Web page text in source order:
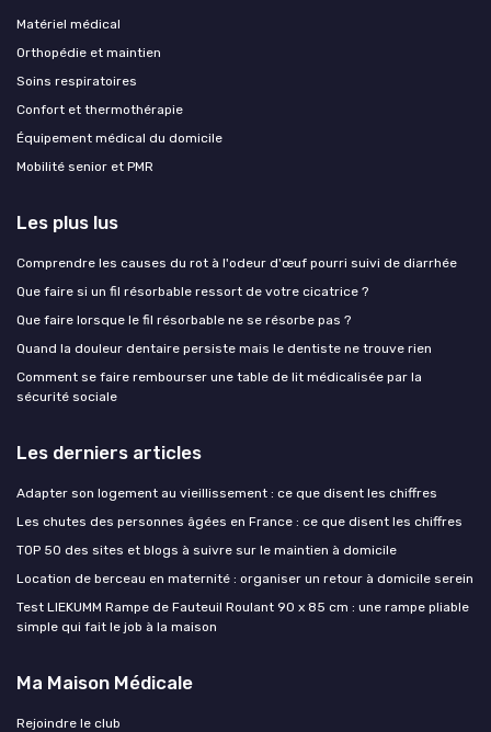
Matériel médical
Orthopédie et maintien
Soins respiratoires
Confort et thermothérapie
Équipement médical du domicile
Mobilité senior et PMR
Les plus lus
Comprendre les causes du rot à l'odeur d'œuf pourri suivi de diarrhée
Que faire si un fil résorbable ressort de votre cicatrice ?
Que faire lorsque le fil résorbable ne se résorbe pas ?
Quand la douleur dentaire persiste mais le dentiste ne trouve rien
Comment se faire rembourser une table de lit médicalisée par la
sécurité sociale
Les derniers articles
Adapter son logement au vieillissement : ce que disent les chiffres
Les chutes des personnes âgées en France : ce que disent les chiffres
TOP 50 des sites et blogs à suivre sur le maintien à domicile
Location de berceau en maternité : organiser un retour à domicile serein
Test LIEKUMM Rampe de Fauteuil Roulant 90 x 85 cm : une rampe pliable
simple qui fait le job à la maison
Ma Maison Médicale
Rejoindre le club